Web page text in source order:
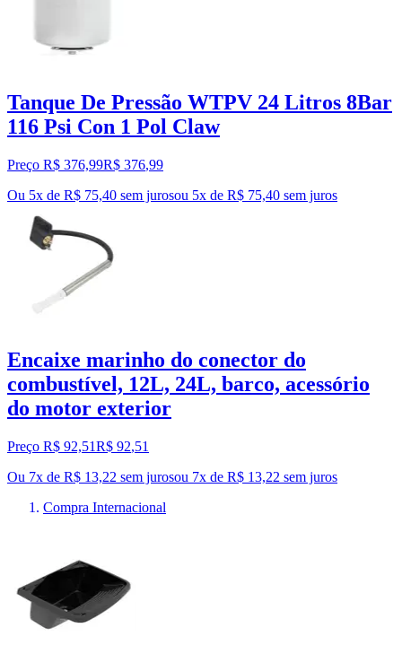
Tanque De Pressão WTPV 24 Litros 8Bar
116 Psi Con 1 Pol Claw
Preço R$ 376,99R$ 376,99
Ou 5x de R$ 75,40 sem jurosou 5x de R$ 75,40 sem juros
Encaixe marinho do conector do
combustível, 12L, 24L, barco, acessório
do motor exterior
Preço R$ 92,51R$ 92,51
Ou 7x de R$ 13,22 sem jurosou 7x de R$ 13,22 sem juros
Compra Internacional